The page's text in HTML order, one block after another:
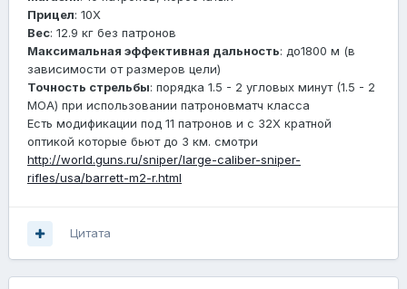
Прицел: 10X
Вес: 12.9 кг без патронов
Максимальная эффективная дальность: до1800 м (в
зависимости от размеров цели)
Точность стрельбы: порядка 1.5 - 2 угловых минут (1.5 - 2
МОА) при использовании патроновматч класса
Есть модификации под 11 патронов и с 32Х кратной
оптикой которые бьют до 3 км. смотри
http://world.guns.ru/sniper/large-caliber-sniper-
rifles/usa/barrett-m2-r.html
Цитата